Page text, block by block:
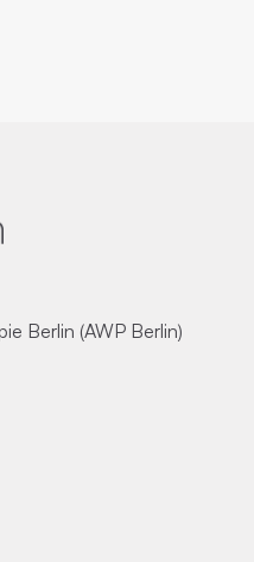
Berlin (AWP Berlin)